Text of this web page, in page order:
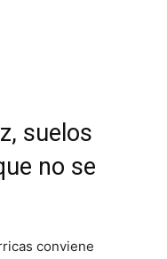
suelos
no se
conviene